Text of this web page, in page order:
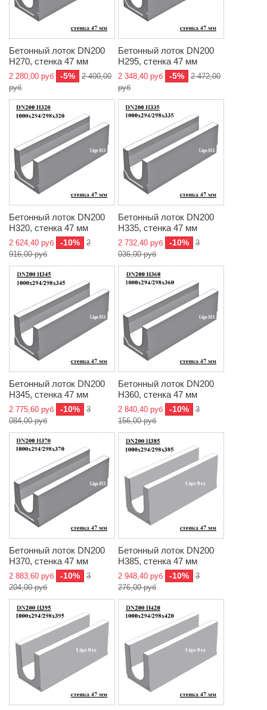
Бетонный лоток DN200
H270, стенка 47 мм
2 280,00 руб -5%
2 400,00
руб
Бетонный лоток DN200
H295, стенка 47 мм
2 348,40 руб -5%
2 472,00
руб
Бетонный лоток DN200
H320, стенка 47 мм
2 624,40 руб -10%
2
916,00 руб
Бетонный лоток DN200
H335, стенка 47 мм
2 732,40 руб -10%
3
036,00 руб
Бетонный лоток DN200
H345, стенка 47 мм
2 775,60 руб -10%
3
084,00 руб
Бетонный лоток DN200
H360, стенка 47 мм
2 840,40 руб -10%
3
156,00 руб
Бетонный лоток DN200
H370, стенка 47 мм
2 883,60 руб -10%
3
204,00 руб
Бетонный лоток DN200
H385, стенка 47 мм
2 948,40 руб -10%
3
276,00 руб